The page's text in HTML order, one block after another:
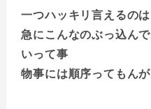
一つハッキリ言えるのは
急にこんなのぶっ込ん
いって事
物事には順序ってもん